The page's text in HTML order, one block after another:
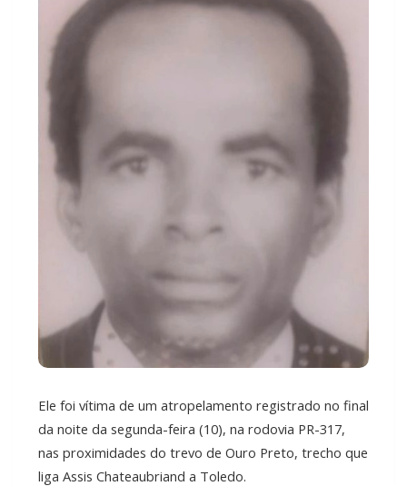
Ele foi vítima de um atropelamento registrado no final
da noite da segunda-feira (10), na rodovia PR-317,
nas proximidades do trevo de Ouro Preto, trecho que
liga Assis Chateaubriand a Toledo.